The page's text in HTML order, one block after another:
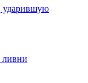
ударившую
ливни